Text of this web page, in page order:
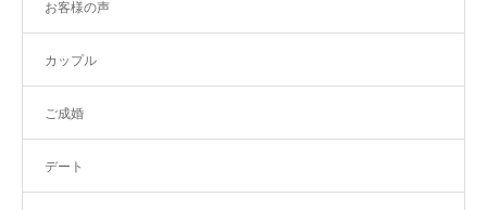
お客様の声
カップル
ご成婚
デート